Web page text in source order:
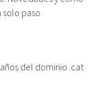
solo paso
del dominio .cat